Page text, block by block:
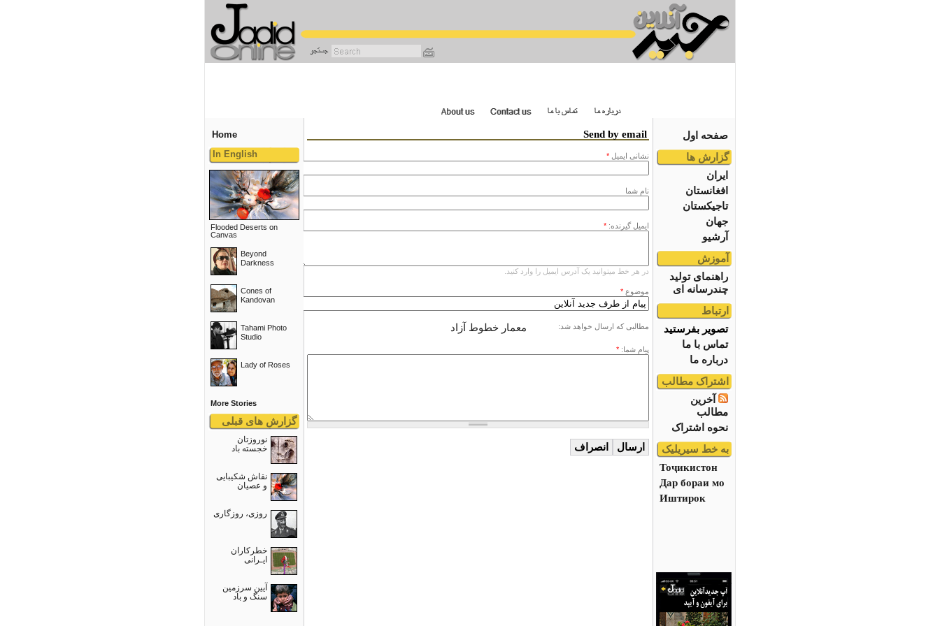
صفحه اول
گزارش ها
ایران
افغانستان
تاجیکستان
جهان
آرشیو
آموزش
راهنمای تولید
چندرسانه ای
ارتباط
تصویر بفرستید
تماس با ما
درباره ما
اشتراک مطالب
آخرین
مطالب
نحوه اشتراک
به خط سیریلیک
Тоҷикистон
Дар бораи мо
Иштирок
Home
In English
Flooded Deserts on
Canvas
Beyond
Darkness
Cones of
Kandovan
Tahami Photo
Studio
Lady of Roses
More Stories
گزارش های قبلی
نوروزتان
خجسته باد
نقاش شکیبایی
و عصيان
روزی، روزگاری
خطرکاران
ایـرانی
آیین سرزمین
سنگ و باد
Send by email
نشانى ايميل *
نام شما
ایمیل گیرنده: *
در هر خط میتوانید یک آدرس ایمیل را وارد کنید.
موضوع *
مطالبی که ارسال خواهد شد: معمار خطوط آزاد
پیام شما: *